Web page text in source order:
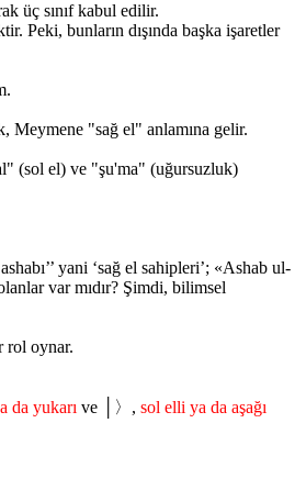
üç sınıf kabul edilir.
Peki, bunların dışında başka işaretler
Meymene "sağ el" anlamına gelir.
(sol el) ve "şu'ma" (uğursuzluk)
yani ‘sağ el sahipleri’; «Ashab ul-
var mıdır? Şimdi, bilimsel
rol oynar.
da yukarı ve │〉, sol elli ya da aşağı